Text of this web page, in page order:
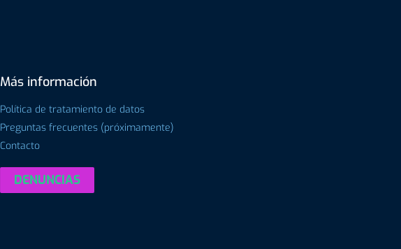
Más información
Política de tratamiento de datos
Preguntas frecuentes (próximamente)
Contacto
DENUNCIAS